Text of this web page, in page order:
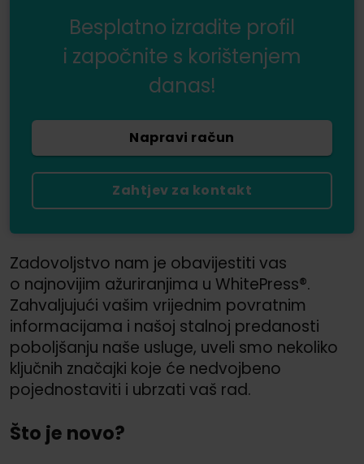
Besplatno izradite profil
i započnite s korištenjem
danas!
Napravi račun
Zahtjev za kontakt
Zadovoljstvo nam je obavijestiti vas
o najnovijim ažuriranjima u WhitePress®.
Zahvaljujući vašim vrijednim povratnim
informacijama i našoj stalnoj predanosti
poboljšanju naše usluge, uveli smo nekoliko
ključnih značajki koje će nedvojbeno
pojednostaviti i ubrzati vaš rad.
Što je novo?